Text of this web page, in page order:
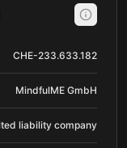
CHE-233.633.182
MindfulME GmbH
liability company